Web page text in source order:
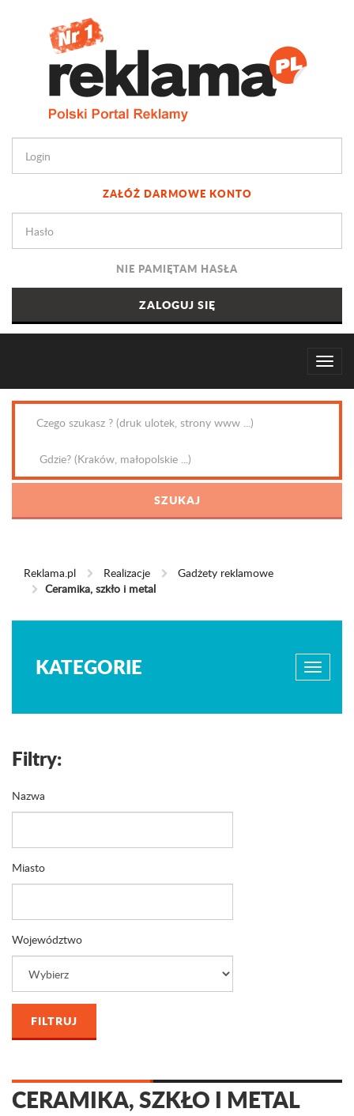
ZAŁÓŻ DARMOWE KONTO
NIE PAMIĘTAM HASŁA
Reklama.pl Realizacje
Gadżety reklamowe
Ceramika, szkło i metal
KATEGORIE
Filtry:
Nazwa
Miasto
Województwo
CERAMIKA, SZKŁO I METAL